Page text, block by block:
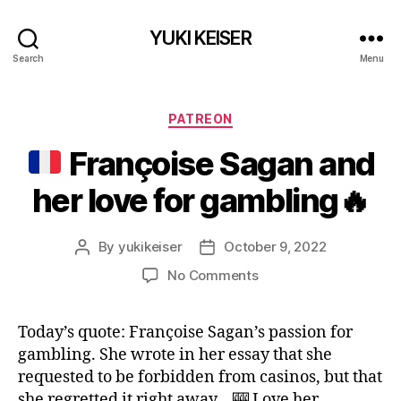
Search
YUKI KEISER
Menu
Categories
PATREON
Françoise Sagan and
her love for gambling🔥
Post
By yukikeiser
PostOctober 9, 2022
No Commentson
Sagan
and
her
love
Today’s quote: Françoise Sagan’s passion for
gambling. She wrote in her essay that she
requested to be forbidden from casinos, but that